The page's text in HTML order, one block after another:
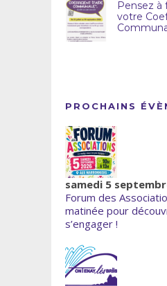
Pensez à
votre
PROCHAINS
samedi 5
Forum des
matinée pour
s’engager !